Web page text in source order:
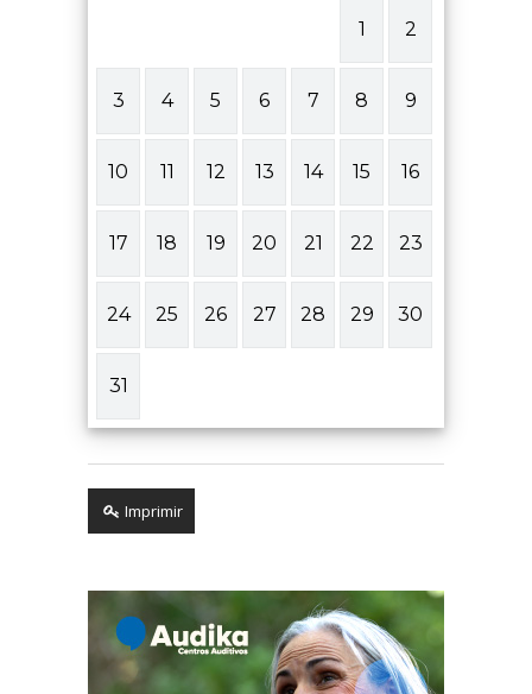
1 2
3 4 5 6 7 8 9
10 11 12 13 14 15 16
17 18 19 20 21 22 23
24 25 26 27 28 29 30
31
Imprimir